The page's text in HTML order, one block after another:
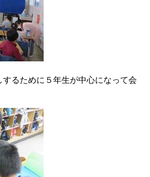
るために５年生が中心になって会